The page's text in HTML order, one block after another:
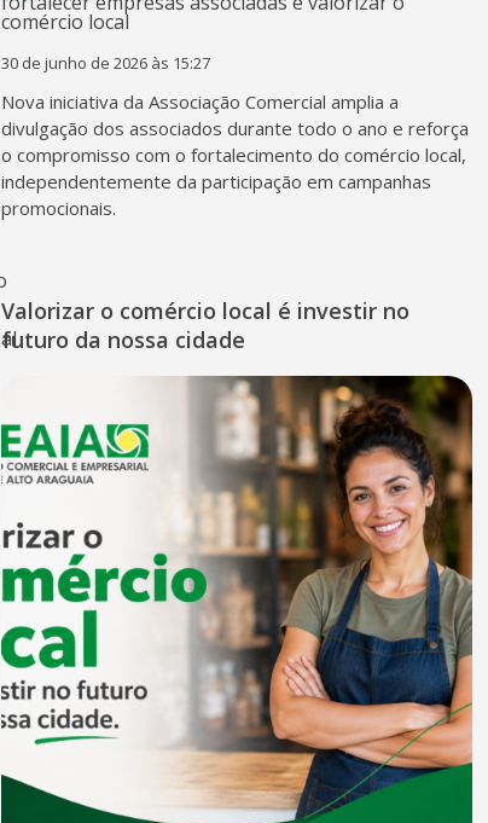
30 de junho de 2026 às 15:27
Nova iniciativa da Associação Comercial amplia a
divulgação dos associados durante todo o ano e reforça
o compromisso com o fortalecimento do comércio local,
independentemente da participação em campanhas
promocionais.
Valorizar o comércio local é investir no
futuro da nossa cidade